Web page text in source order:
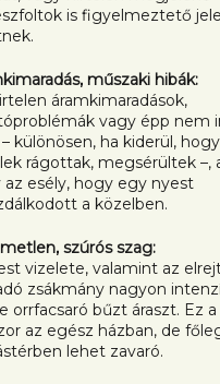
is figyelmeztető
műszaki hibák:
áramkimaradások,
vagy épp nem
különösen, ha kiderül,
rágottak, megsérültek –,
az esély, hogy egy nyest
a közelben.
szúrós szag:
vizelete, valamint az
zsákmány nagyon
orrfacsaró bűzt áraszt. Ez a
az egész házban, de
lehet zavaró.